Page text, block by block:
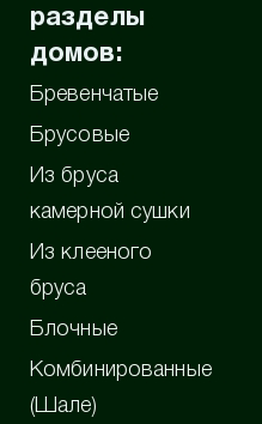
разделы
домов:
Бревенчатые
Брусовые
Из бруса
камерной сушки
Из клееного
бруса
Блочные
Комбинированные
(Шале)